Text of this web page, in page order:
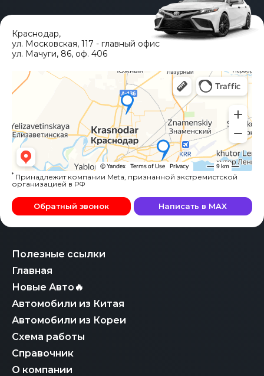
Полезные ссылки
Главная
Новые Авто🔥
Автомобили из Китая
Автомобили из Кореи
Схема работы
Справочник
О компании
Краснодар,
ул. Московская, 117 - главный офис
ул. Мачуги, 86, оф. 406
* Принадлежит компании Meta, признанной экстремистской
организацией в РФ
Обратный звонок Написать в MAX